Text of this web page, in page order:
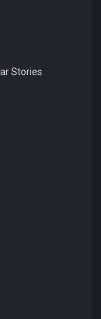
Stories